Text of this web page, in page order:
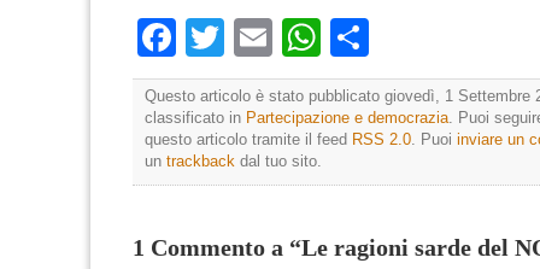
Facebook
TwitterEmailWhatsApp
Questo articolo è stato pubblicato giovedì, 1 Settembre
classificato in Partecipazione e democrazia. Puoi
questo articolo tramite il feed RSS 2.0. Puoi inviare un
un trackback dal tuo sito.
1 Commento a “Le ragioni sarde del